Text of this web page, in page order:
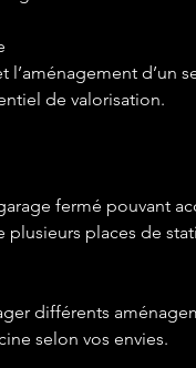
l’aménagement d’un
de valorisation.
fermé pouvant
plusieurs places de
différents
selon vos envies.